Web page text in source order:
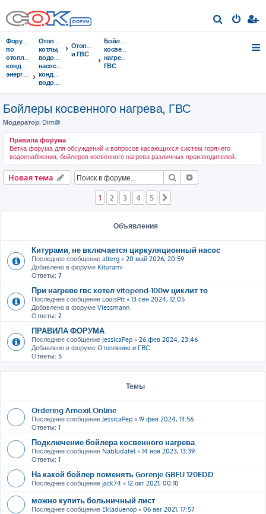
о
Форумы
по
отоплению,
кондиционированию,
энергосбережению
Отопительные
котлы,
водонагреватели,
насосы,
кондиционеры,
водоочистка...
Отопление
и ГВС
Бойлеры
косвенного
нагрева,
ГВС
Бойлеры косвенного нагрева, ГВС
Модератор: Dim@
Правила форума
Ветка форума для обсуждений и вопросов касающихся систем горячего
водоснабжения, бойлеров косвенного нагрева различных производителей.
Новая тема Поиск
1 2 3 4 5
Объявления
Китурами, не включается циркуляционный насос
Последнее сообщение alterg « 20 май 2026, 20:59
Добавлено в форуме Kiturami
Ответы: 7
При нагреве гвс котел vitopend-100w циклит то
Последнее сообщение LouisPit « 13 сен 2024, 12:05
Добавлено в форуме Viessmann
Ответы: 2
ПРАВИЛА ФОРУМА
Последнее сообщение JessicaPep « 26 фев 2024, 23:46
Добавлено в форуме Отопление и ГВС
Ответы: 5
Темы
Ordering Amoxil Online
Последнее сообщение JessicaPep « 19 фев 2024, 13:56
Ответы: 1
Подключение бойлера косвенного нагрева.
Последнее сообщение Nabludatel« 14 ноя 2023, 13:39
Ответы: 1
На какой бойлер поменять Gorenje GBFU 120EDD
Последнее сообщение jack74 « 12 окт 2021, 00:10
можно купить больничный лист
Последнее сообщение Ekladuenop « 06 авг 2021, 17:57